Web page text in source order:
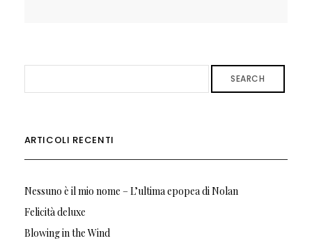
SEARCH
ARTICOLI RECENTI
Nessuno è il mio nome – L’ultima epopea di Nolan
Felicità deluxe
Blowing in the Wind